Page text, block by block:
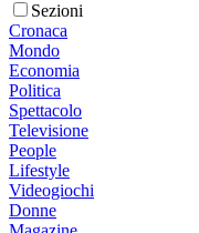
Sezioni
Cronaca
Mondo
Economia
Politica
Spettacolo
Televisione
People
Lifestyle
Videogiochi
Donne